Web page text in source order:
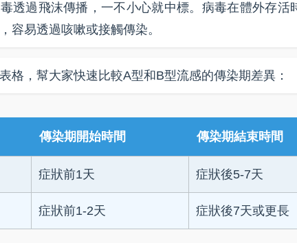
透過飛沫傳播，一不小心就中標。病毒在體外存活
容易透過咳嗽或接觸傳染。
格，幫大家快速比較A型和B型流感的傳染期差異：
傳染期開始時間 傳染期結束時間
症狀前1天 症狀後5-7天
症狀前1-2天 症狀後7天或更長